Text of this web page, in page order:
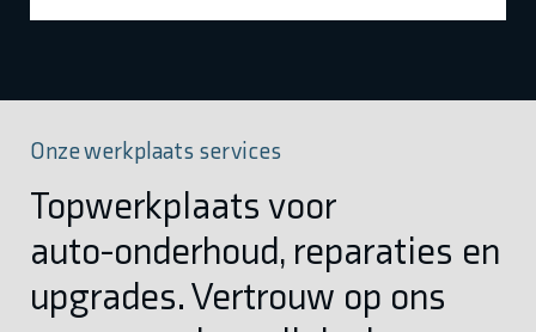
Onze werkplaats services
Topwerkplaats voor
auto-onderhoud, reparaties en
upgrades. Vertrouw op ons